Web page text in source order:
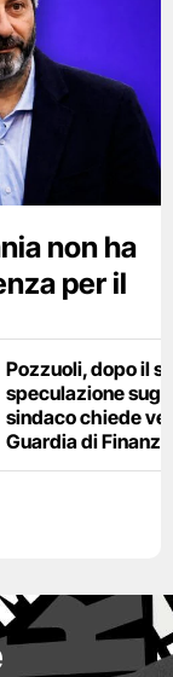
non ha
per il
Pozzuoli, dopo il
speculazione
sindaco chiede
Guardia di Finanza